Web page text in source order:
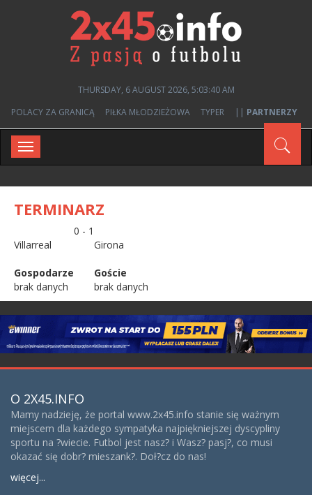
THURSDAY, 6 AUGUST 2026, 5:03:40 AM
POLACY ZA GRANICĄ
PIŁKA MŁODZIEŻOWA TYPER || PARTNERZY
Toggle
navigation
TERMINARZ
0 - 1
Villarreal
Girona
Gospodarze
brak danych
Goście
brak danych
O 2X45.INFO
Mamy nadzieję, że portal www.2x45.info stanie się ważnym
miejscem dla każdego sympatyka najpiękniejszej dyscypliny
sportu na ?wiecie. Futbol jest nasz? i Wasz? pasj?, co musi
okazać się dobr? mieszank?. Doł?cz do nas!
więcej...